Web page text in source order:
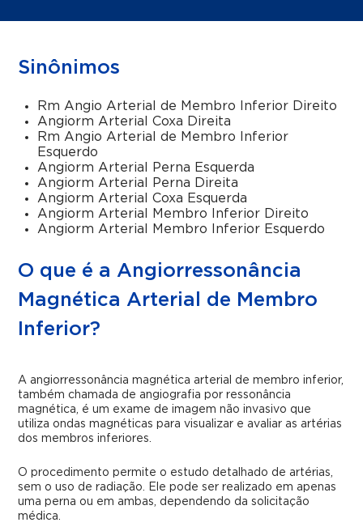
Sinônimos
Rm Angio Arterial de Membro Inferior Direito
Angiorm Arterial Coxa Direita
Rm Angio Arterial de Membro Inferior
Esquerdo
Angiorm Arterial Perna Esquerda
Angiorm Arterial Perna Direita
Angiorm Arterial Coxa Esquerda
Angiorm Arterial Membro Inferior Direito
Angiorm Arterial Membro Inferior Esquerdo
O que é a Angiorressonância
Magnética Arterial de Membro
Inferior?
A angiorressonância magnética arterial de membro inferior,
também chamada de angiografia por ressonância
magnética, é um exame de imagem não invasivo que
utiliza ondas magnéticas para visualizar e avaliar as artérias
dos membros inferiores.
O procedimento permite o estudo detalhado de artérias,
sem o uso de radiação. Ele pode ser realizado em apenas
uma perna ou em ambas, dependendo da solicitação
médica.